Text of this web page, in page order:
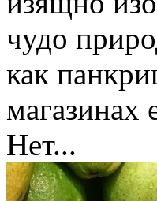
чудо
как
магазинах
Нет...